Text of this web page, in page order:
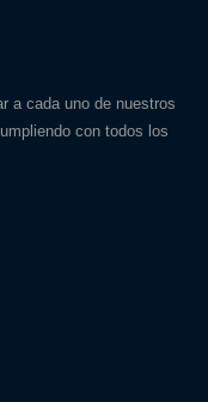
a cada uno de nuestros
con todos los